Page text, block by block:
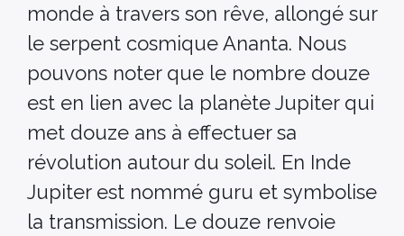
monde à travers son rêve, allongé sur
le serpent cosmique Ananta. Nous
pouvons noter que le nombre douze
est en lien avec la planète Jupiter qui
met douze ans à effectuer sa
révolution autour du soleil. En Inde
Jupiter est nommé guru et symbolise
la transmission. Le douze renvoie